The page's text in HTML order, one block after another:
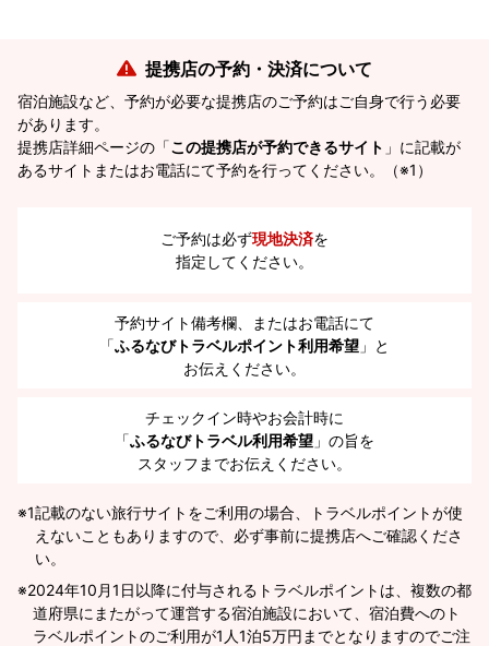
提携店の予約・決済について
宿泊施設など、予約が必要な提携店のご予約はご自身で行う必要
があります。
提携店詳細ページの「この提携店が予約できるサイト 」に記載が
あるサイトまたはお電話にて予約を行ってください。（※1）
ご予約は必ず現地決済を
指定してください。
予約サイト備考欄、またはお電話にて
「ふるなびトラベルポイント利用希望 」と
お伝えください。
チェックイン時やお会計時に
「ふるなびトラベル利用希望 」の旨を
スタッフまでお伝えください。
※1記載のない旅行サイトをご利用の場合、トラベルポイントが使
えないこともありますので、必ず事前に提携店へご確認くださ
い。
2024年10月1日以降に付与されるトラベルポイントは、複数の都
道府県にまたがって運営する宿泊施設において、宿泊費へのト
ラベルポイントのご利用が1人1泊5万円までとなりますのでご注